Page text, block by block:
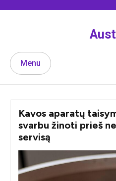
Menu
Kavos aparatų
svarbu žinoti prieš
servisą